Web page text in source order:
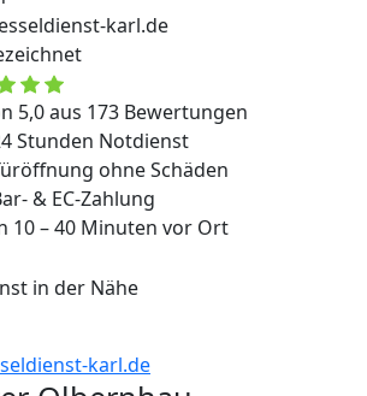
karl.de
5,0 aus 173 Bewertungen
Stunden Notdienst
ohne Schäden
& EC-Zahlung
10 – 40 Minuten vor Ort
in der Nähe
karl.de